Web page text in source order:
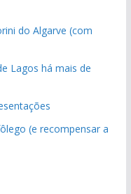
do Algarve (com
Lagos há mais de
(e recompensar a